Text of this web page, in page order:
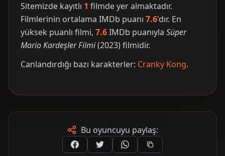
Sitemizde kayıtlı 1 filmde yer almaktadır.
Filmlerinin ortalama IMDb puanı 7.6'dır. En
yüksek puanlı filmi, 7.6IMDb puanıyla Süper
Mario Kardeşler Filmi(2023) filmidir.
Canlandırdığı bazı karakterler: Cranky Kong.
Bu oyuncuyu paylaş: